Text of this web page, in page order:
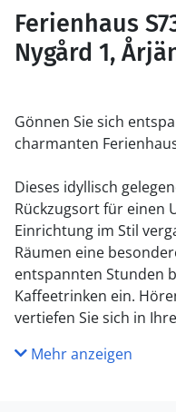
Ferienhaus
Nygård 1,
Gönnen Sie sich
charmanten
Dieses idyllisch
Rückzugsort für einen
Einrichtung im Stil
Räumen eine
entspannten Stunden
Kaffeetrinken ein.
vertiefen Sie sich in
Mehr anzeigen